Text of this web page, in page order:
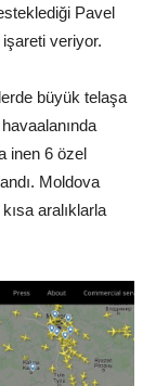
Pavel
veriyor.
büyük telaşa
inen 6 özel
Moldova
aralıklarla